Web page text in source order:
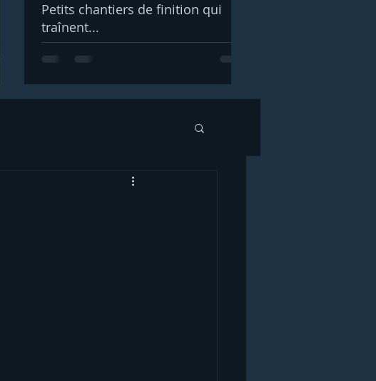
Petits chantiers de finition qui
traînent...